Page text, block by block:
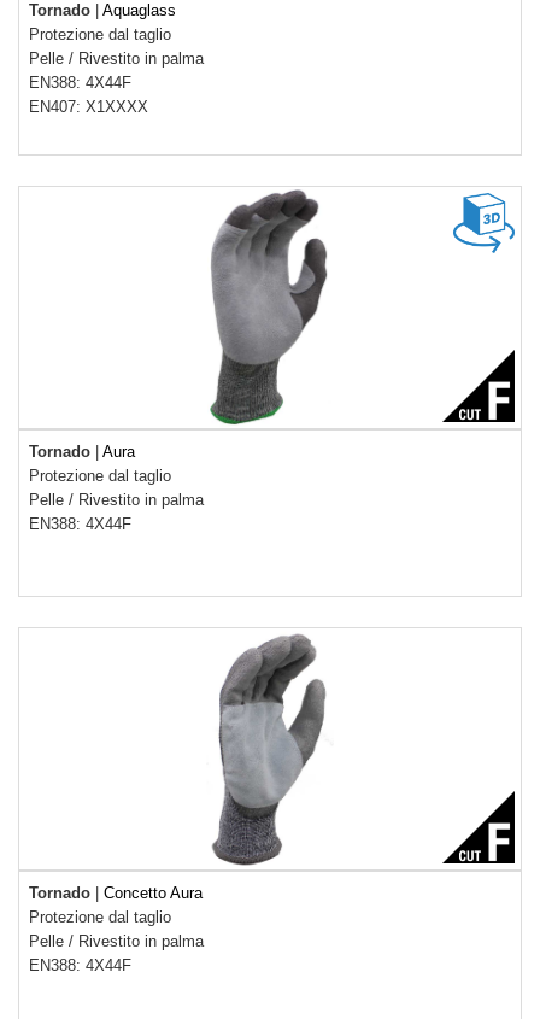
Tornado |Aquaglass
Protezione dal taglio
Pelle / Rivestito in palma
EN388: 4X44F
EN407: X1XXXX
Tornado |Aura
Protezione dal taglio
Pelle / Rivestito in palma
EN388: 4X44F
Tornado |Concetto Aura
Protezione dal taglio
Pelle / Rivestito in palma
EN388: 4X44F